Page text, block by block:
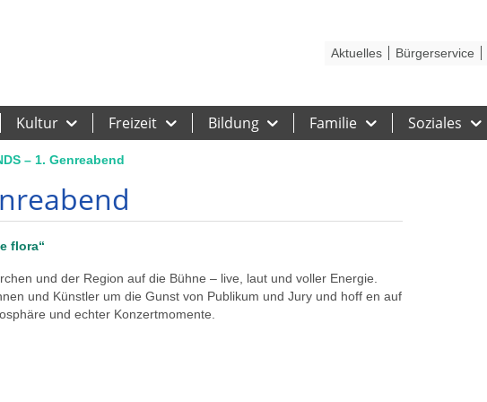
Kultur Freizeit Bildung Familie Soziales
Aktuelles Bürgerservice
– 1. Genreabend
flora“
und der Region auf die Bühne – live, laut und voller Energie.
und Künstler um die Gunst von Publikum und Jury und hoff en auf
und echter Konzertmomente.